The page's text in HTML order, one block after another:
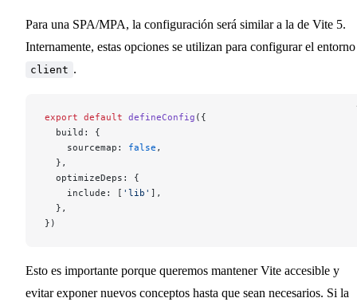
Para una SPA/MPA, la configuración será similar a la de Vite 5.
Internamente, estas opciones se utilizan para configurar el entorno
client .
export default defineConfig ({
  build: {
    sourcemap:
false ,
  },
  optimizeDeps: {
    include: [
'lib' ],
  },
})
Esto es importante porque queremos mantener Vite accesible y
evitar exponer nuevos conceptos hasta que sean necesarios. Si la